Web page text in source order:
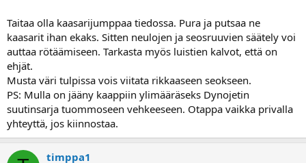
Mutta ajossa ei oikein hyvä.
Ensi hätään aattelin vaihtaa tulpat ja laittaa uudet bensat
tankkiin,jos ei niillä parane ni mitäs seuraavaks?
Taitaa olla kaasarijumppaa tiedossa. Pura ja putsaa ne
kaasarit ihan ekaks. Sitten neulojen ja seosruuvien säätely voi
auttaa rötäämiseen. Tarkasta myös luistien kalvot, että on
ehjät.
Musta väri tulpissa vois viitata rikkaaseen seokseen.
PS: Mulla on jääny kaappiin ylimääräseks Dynojetin
suutinsarja tuommoseen vehkeeseen. Otappa vaikka privalla
yhteyttä, jos kiinnostaa.
timppa1